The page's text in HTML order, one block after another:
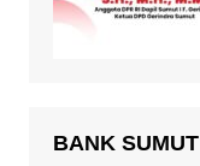
BANK SUMUT